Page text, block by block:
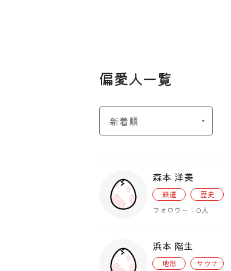
偏愛人一覧
森本 洋美
鉄道
歴史
フォロワー：0人
浜本 階生
地形
サウナ